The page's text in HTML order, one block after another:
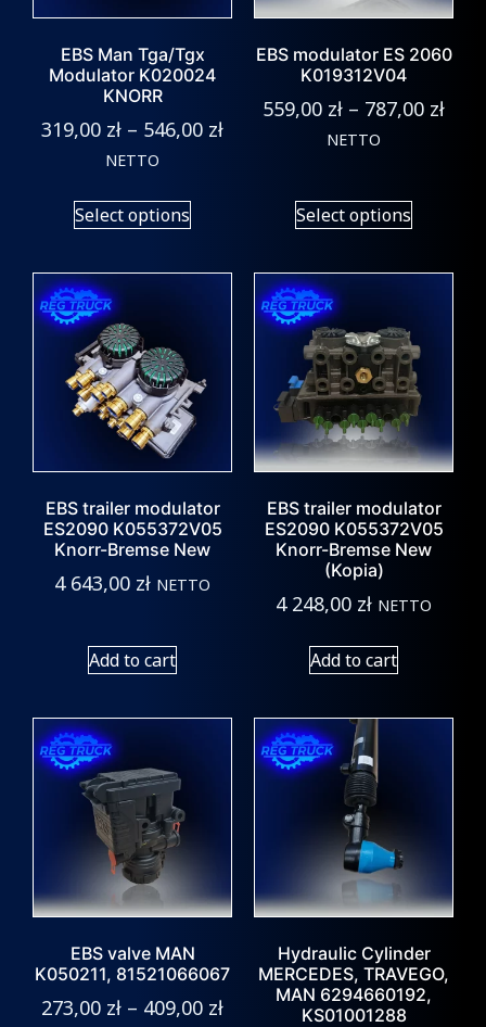
EBS Man Tga/Tgx
Modulator K020024
KNORR
319,00 zł – 546,00 zł
NETTO
Select options
EBS modulator ES 2060
K019312V04
559,00 zł – 787,00 zł
NETTO
Select options
EBS trailer modulator
ES2090 K055372V05
Knorr-Bremse New
4 643,00 zł NETTO
Add to cart
EBS trailer modulator
ES2090 K055372V05
Knorr-Bremse New
(Kopia)
4 248,00 zł NETTO
Add to cart
EBS valve MAN
K050211, 81521066067
273,00 zł – 409,00 zł
Hydraulic Cylinder
MERCEDES, TRAVEGO,
MAN 6294660192,
KS01001288